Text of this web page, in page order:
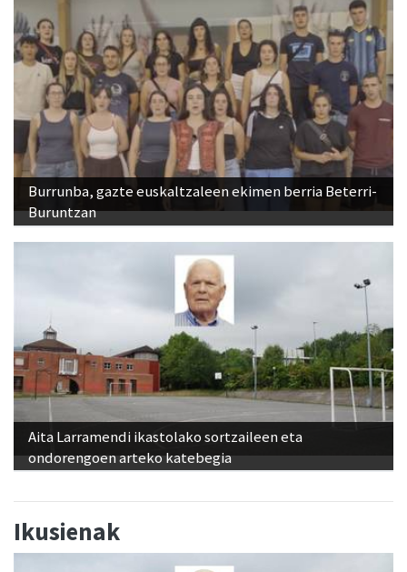
Burrunba, gazte euskaltzaleen ekimen berria Beterri-
Buruntzan
Aita Larramendi ikastolako sortzaileen eta
ondorengoen arteko katebegia
Ikusienak